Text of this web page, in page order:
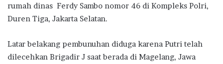
rumah dinas Ferdy Sambo nomor 46 di Kompleks Polri,
Duren Tiga, Jakarta Selatan.
Latar belakang pembunuhan diduga karena Putri telah
dilecehkan Brigadir J saat berada di Magelang, Jawa